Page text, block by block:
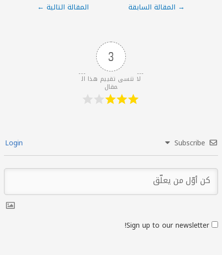
→ المقالة السابقة المقالة التالية ←
3
لا تنسى تقييم هذا ال
مقال
Subscribe
Sign up to our newsletter!